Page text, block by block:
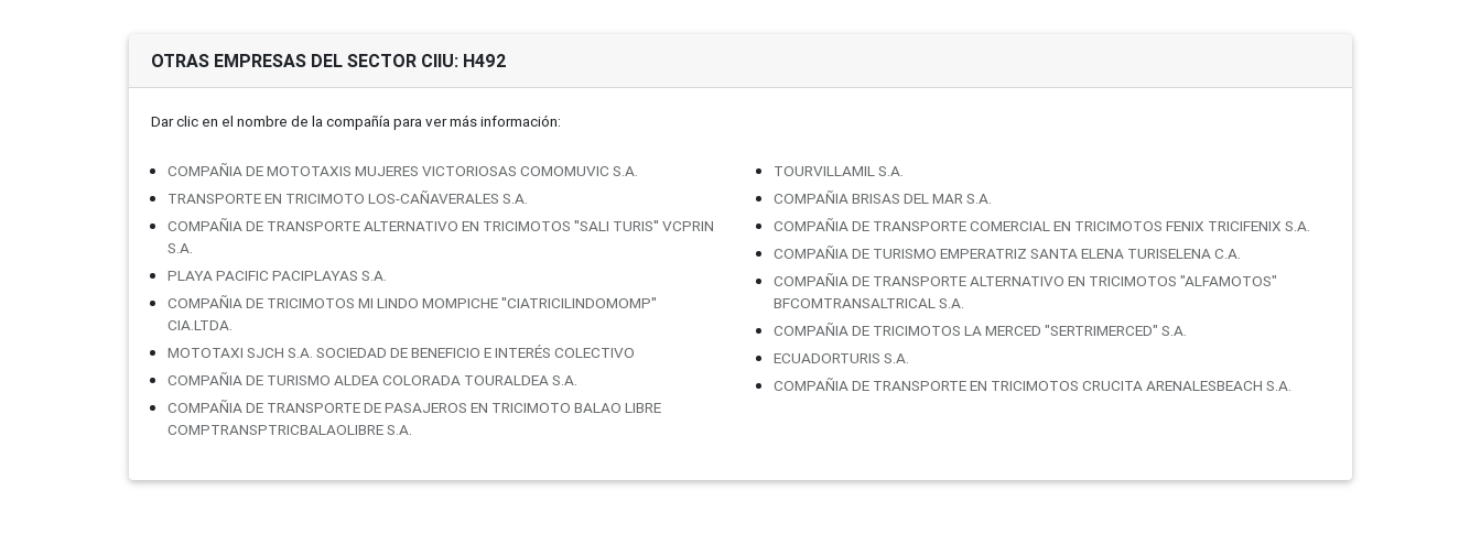
OTRAS EMPRESAS DEL SECTOR CIIU: H492
Dar clic en el nombre de la compañí­a para ver más información:
COMPAÑIA DE MOTOTAXIS MUJERES VICTORIOSAS COMOMUVIC S.A.
TRANSPORTE EN TRICIMOTO LOS-CAÑAVERALES S.A.
COMPAÑIA DE TRANSPORTE ALTERNATIVO EN TRICIMOTOS ''SALI TURIS'' VCPRIN
S.A.
PLAYA PACIFIC PACIPLAYAS S.A.
COMPAÑIA DE TRICIMOTOS MI LINDO MOMPICHE ''CIATRICILINDOMOMP''
CIA.LTDA.
MOTOTAXI SJCH S.A. SOCIEDAD DE BENEFICIO E INTERÉS COLECTIVO
COMPAÑIA DE TURISMO ALDEA COLORADA TOURALDEA S.A.
COMPAÑIA DE TRANSPORTE DE PASAJEROS EN TRICIMOTO BALAO LIBRE
COMPTRANSPTRICBALAOLIBRE S.A.
TOURVILLAMIL S.A.
COMPAÑIA BRISAS DEL MAR S.A.
COMPAÑIA DE TRANSPORTE COMERCIAL EN TRICIMOTOS FENIX TRICIFENIX S.A.
COMPAÑIA DE TURISMO EMPERATRIZ SANTA ELENA TURISELENA C.A.
COMPAÑIA DE TRANSPORTE ALTERNATIVO EN TRICIMOTOS "ALFAMOTOS"
BFCOMTRANSALTRICAL S.A.
COMPAÑIA DE TRICIMOTOS LA MERCED "SERTRIMERCED" S.A.
ECUADORTURIS S.A.
COMPAÑIA DE TRANSPORTE EN TRICIMOTOS CRUCITA ARENALESBEACH S.A.